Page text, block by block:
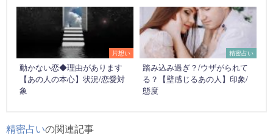
片想い
動かない恋◆理由があります
【あの人の本心】状況/恋愛対
象
精密占い
踏み込み過ぎ？/ウザがられて
る？【壁感じるあの人】印象/
態度
精密占いの関連記事